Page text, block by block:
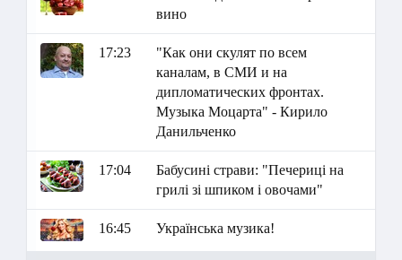
вино
17:23
"Как они скулят по всем
каналам, в СМИ и на
дипломатических фронтах.
Музыка Моцарта" - Кирило
Данильченко
17:04
Бабусині страви: "Печериці на
грилі зі шпиком і овочами"
16:45 Українська музика!